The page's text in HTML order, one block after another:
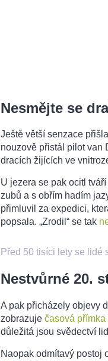
Nesmějte se
Ještě větší senzace
nouzově přistál pilot van
dracích žijících ve
U jezera se pak ocitl
zubů a s obřím hadím
přimluvil za expedici,
popsala. „Zrodil“ se tak
Před 50 tisíci lety se lidé
Nestvůrné 20.
A pak přicházely objevy
zobrazuje časová přímka
důležitá jsou svědectví
Naopak odmítavý postoj